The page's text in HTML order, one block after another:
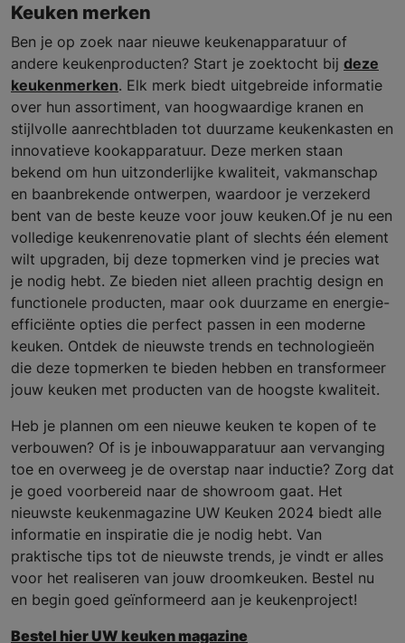
Keuken merken
Ben je op zoek naar nieuwe keukenapparatuur of
andere keukenproducten? Start je zoektocht bij deze
keukenmerken. Elk merk biedt uitgebreide informatie
over hun assortiment, van hoogwaardige kranen en
stijlvolle aanrechtbladen tot duurzame keukenkasten en
innovatieve kookapparatuur. Deze merken staan
bekend om hun uitzonderlijke kwaliteit, vakmanschap
en baanbrekende ontwerpen, waardoor je verzekerd
bent van de beste keuze voor jouw keuken.Of je nu een
volledige keukenrenovatie plant of slechts één element
wilt upgraden, bij deze topmerken vind je precies wat
je nodig hebt. Ze bieden niet alleen prachtig design en
functionele producten, maar ook duurzame en energie-
efficiënte opties die perfect passen in een moderne
keuken. Ontdek de nieuwste trends en technologieën
die deze topmerken te bieden hebben en transformeer
jouw keuken met producten van de hoogste kwaliteit.
Heb je plannen om een nieuwe keuken te kopen of te
verbouwen? Of is je inbouwapparatuur aan vervanging
toe en overweeg je de overstap naar inductie? Zorg dat
je goed voorbereid naar de showroom gaat. Het
nieuwste keukenmagazine UW Keuken 2024 biedt alle
informatie en inspiratie die je nodig hebt. Van
praktische tips tot de nieuwste trends, je vindt er alles
voor het realiseren van jouw droomkeuken. Bestel nu
en begin goed geïnformeerd aan je keukenproject!
Bestel hier UW keuken magazine